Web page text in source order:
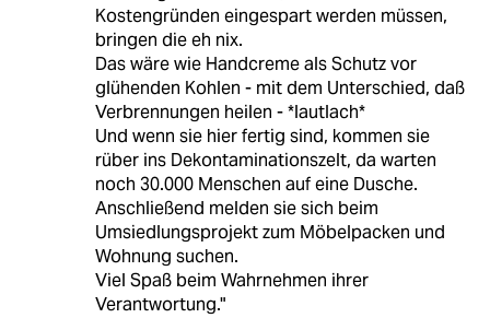
Kostengründen eingespart werden müssen,
bringen die eh nix.
Das wäre wie Handcreme als Schutz vor
glühenden Kohlen - mit dem Unterschied, daß
Verbrennungen heilen - *lautlach*
Und wenn sie hier fertig sind, kommen sie
rüber ins Dekontaminationszelt, da warten
noch 30.000 Menschen auf eine Dusche.
Anschließend melden sie sich beim
Umsiedlungsprojekt zum Möbelpacken und
Wohnung suchen.
Viel Spaß beim Wahrnehmen ihrer
Verantwortung."